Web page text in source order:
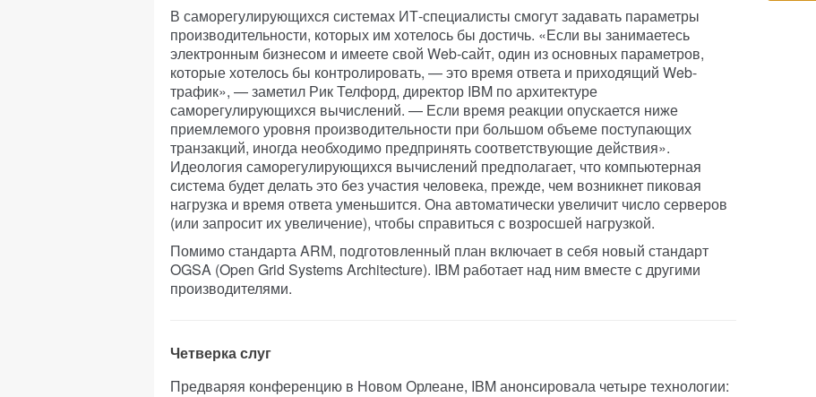
В саморегулирующихся системах ИТ-специалисты смогут задавать параметры
производительности, которых им хотелось бы достичь. «Если вы занимаетесь
электронным бизнесом и имеете свой Web-сайт, один из основных параметров,
которые хотелось бы контролировать, — это время ответа и приходящий Web-
трафик», — заметил Рик Телфорд, директор IBM по архитектуре
саморегулирующихся вычислений. — Если время реакции опускается ниже
приемлемого уровня производительности при большом объеме поступающих
транзакций, иногда необходимо предпринять соответствующие действия».
Идеология саморегулирующихся вычислений предполагает, что компьютерная
система будет делать это без участия человека, прежде, чем возникнет пиковая
нагрузка и время ответа уменьшится. Она автоматически увеличит число серверов
(или запросит их увеличение), чтобы справиться с возросшей нагрузкой.
Помимо стандарта ARM, подготовленный план включает в себя новый стандарт
OGSA (Open Grid Systems Architecture). IBM работает над ним вместе с другими
производителями.
Четверка слуг
Предваряя конференцию в Новом Орлеане, IBM анонсировала четыре технологии: